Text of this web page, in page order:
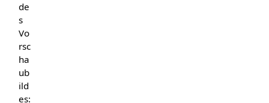
de
s
Vo
rsc
ha
ub
ild
es: